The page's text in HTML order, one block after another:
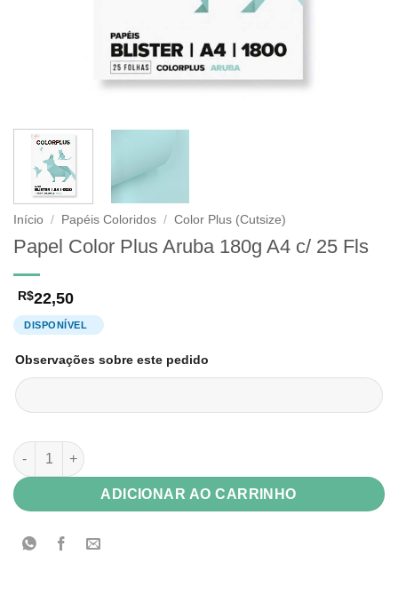
Início / Papéis Coloridos / Color Plus (Cutsize)
Papel Color Plus Aruba 180g A4 c/ 25 Fls
R$22,50
Observações sobre este pedido
Papel Color Plus Aruba 180g A4 c/ 25 Fls quantidade
ADICIONAR AO CARRINHO